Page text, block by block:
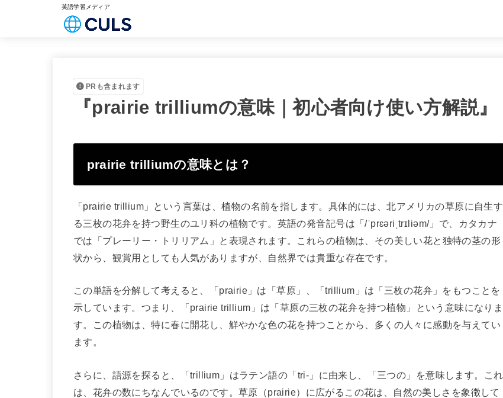
英語学習メディア
PRも含まれます
『prairie trilliumの意味｜初心者向け使い方解説』
prairie trilliumの意味とは？
「prairie trillium」という言葉は、植物の名前を指します。具体的には、北アメリカの草原に自生す
る三枚の花弁を持つ野生のユリ科の植物です。英語の発音記号は「/ˈprɛəriˌtrɪliəm/」で、カタカナ
では「プレーリー・トリリアム」と表現されます。これらの植物は、その美しい花と独特の茎の形
状から、観賞用としても人気がありますが、自然界では貴重な存在です。
この単語を分解して考えると、「prairie」は「草原」、「trillium」は「三枚の花弁」をもつことを
示しています。つまり、「prairie trillium」は「草原の三枚の花弁を持つ植物」という意味になりま
す。この植物は、特に春に開花し、鮮やかな色の花を持つことから、多くの人々に感動を与えてい
ます。
さらに、語源を探ると、「trillium」はラテン語の「tri-」に由来し、「三つの」を意味します。これ
は、花弁の数にちなんでいるのです。草原（prairie）に広がるこの花は、自然の美しさを象徴して